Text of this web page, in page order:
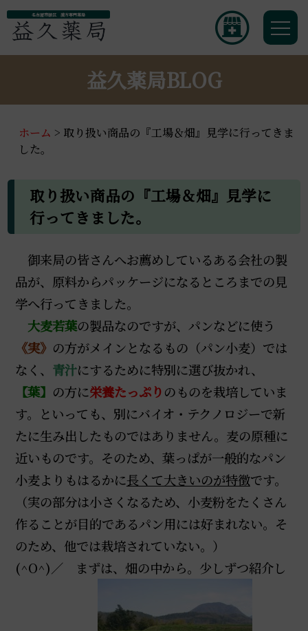
名古屋市緑区 漢方専門薬局
益久薬局BLOG
ホーム > 取り扱い商品の『工場＆畑』見学に行ってきま
した。
取り扱い商品の『工場＆畑』見学に
行ってきました。
御来局の皆さんへお薦めしているある会社の製
品が、 原料からパッケージになるところまでの見
学へ行ってきました。
大麦若葉の製品なのですが、パンなどに使う
《実》 の方がメインとなるもの（パン小麦）では
なく、 青汁にするために特別に選び抜かれ、
【葉】 の方に栄養たっぷりのものを栽培していま
す。といっても、別にバイオ・テクノロジーで新
たに生み出したものではありません。 麦の原種に
近いものです。そのため、葉っぱが一般的なパン
小麦よりもはるかに長くて大きいのが特徴です。
（実の部分は小さくなるため、小麦粉をたくさん
作ることが目的であるパン用には好まれない。そ
のため、他では栽培されていない。）
(^O^)／ まずは、畑の中から。少しずつ紹介し